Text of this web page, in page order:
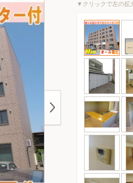
▼クリックで左の拡